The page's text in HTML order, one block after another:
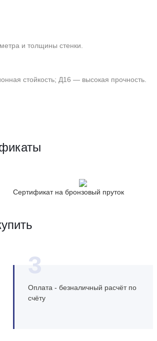
и толщины стенки.
стойкость; Д16 — высокая прочность.
Сертификат на бронзовый пруток
3
Оплата - безналичный расчёт по
счёту